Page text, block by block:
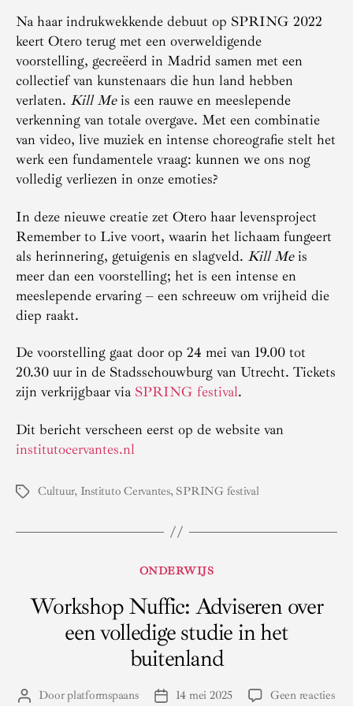
Na haar indrukwekkende debuut op SPRING 2022
keert Otero terug met een overweldigende
voorstelling, gecreëerd in Madrid samen met een
collectief van kunstenaars die hun land hebben
verlaten. Kill Meis een rauwe en meeslepende
verkenning van totale overgave. Met een combinatie
van video, live muziek en intense choreografie stelt het
werk een fundamentele vraag: kunnen we ons nog
volledig verliezen in onze emoties?
In deze nieuwe creatie zet Otero haar levensproject
Remember to Live voort, waarin het lichaam fungeert
als herinnering, getuigenis en slagveld. Kill Meis
meer dan een voorstelling; het is een intense en
meeslepende ervaring – een schreeuw om vrijheid die
diep raakt.
De voorstelling gaat door op 24 mei van 19.00 tot
20.30 uur in de Stadsschouwburg van Utrecht. Tickets
zijn verkrijgbaar via SPRING festival.
Dit bericht verscheen eerst op de website van
institutocervantes.nl
Tags Cultuur, Instituto Cervantes, SPRING festival
Categorieën
ONDERWIJS
Workshop Nuffic: Adviseren over
een volledige studie in het
buitenland
Berichtauteur
Doorplatformspaans Berichtdatum
14 mei 2025 Geen reactiesop